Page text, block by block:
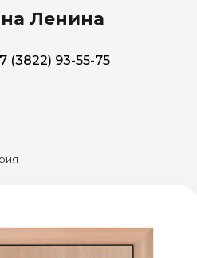
Ленина
(3822) 93-55-75